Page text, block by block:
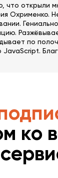
что открыли
Охрименко.
Гениально
по
JavaScript.
ко